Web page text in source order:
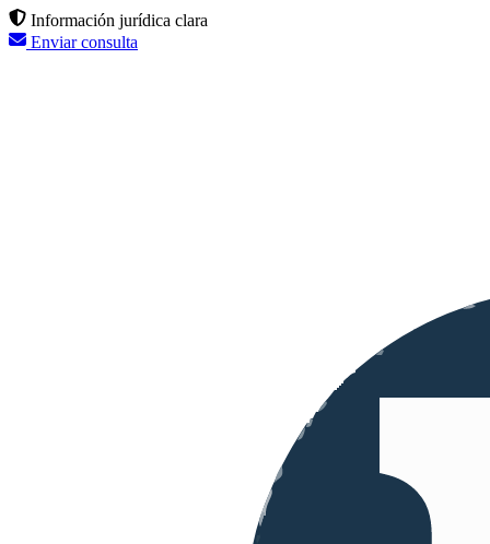
Información jurídica clara
Enviar consulta